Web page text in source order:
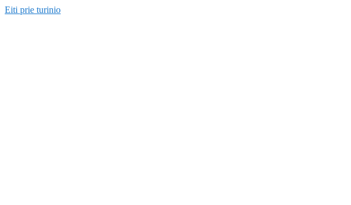
Eiti prie turinio